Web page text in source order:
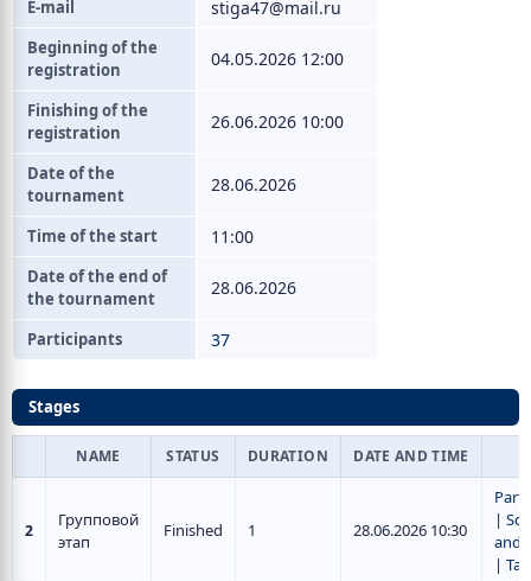
E-mail stiga47@mail.ru
Beginning of the
registration
04.05.2026 12:00
Finishing of the
registration
26.06.2026 10:00
Date of the
tournament
28.06.2026
Time of the start 11:00
Date of the end of
the tournament
28.06.2026
Participants 37
Stages
NAME STATUS DURATION DATE AND TIME
2
Групповой
этап
Finished 1 28.06.2026 10:30
|
and
|